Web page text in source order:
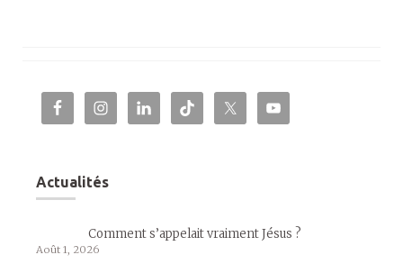
Actualités
Comment s’appelait vraiment Jésus ?
Août 1, 2026